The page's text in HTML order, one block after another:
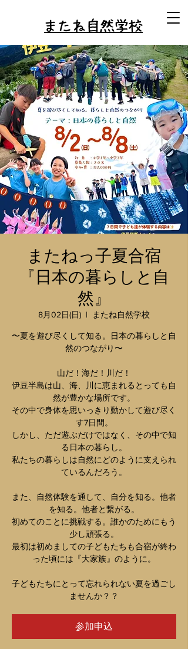
またね自然学校
またねっ子夏合宿
『日本の暮らしと自
然』
8月02日(日)
  |
またね自然学校
〜夏を遊び尽くして知る。日本の暮らしと自
然のつながり〜
山だ！海だ！川だ！
伊豆半島は山、海、川に恵まれるとっても自
然が豊かな場所です。
その中で身体を思いっきり動かして遊び尽く
す7日間。
しかし、ただ遊ぶだけではなく、その中で知
る日本の暮らし。
私たちの暮らしは自然にどのように支えられ
ているんだろう。
また、自然体験を通して、自分を知る。他者
を知る。他者と繋がる。
初めてのことに挑戦する。誰かのためにもう
少し頑張る。
最初は初めましての子どもたちも合宿が終わ
った頃には『大家族』のように。
子どもたちにとって忘れられない夏を過ごし
ませんか？？
参加申込